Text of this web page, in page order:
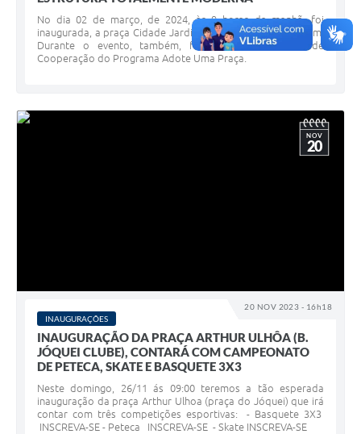
No dia 02 de março, de 2024, às 9 horas da manhã, foi
inaugurada, a praça Cidade Jardim, no bairro Cidade Jardim.
Durante o evento, também, foi assinado o Termo de
Cooperação do Programa Adote Uma Praça.
20 NOV 2023 - 16h18
NOV
20
INAUGURAÇÕES
INAUGURAÇÃO DA PRAÇA ARTHUR ULHÔA (B.
JÓQUEI CLUBE), CONTARÁ COM CAMPEONATO
DE PETECA, SKATE E BASQUETE 3X3
Neste domingo, 26/11 ás 09:00 teremos a tão esperada
inauguração da praça Arthur Ulhoa (praça do Jóquei) que irá
contar com três competições esportivas: - Basquete 3X3
INSCREVA-SE - Peteca INSCREVA-SE - Skate INSCREVA-SE